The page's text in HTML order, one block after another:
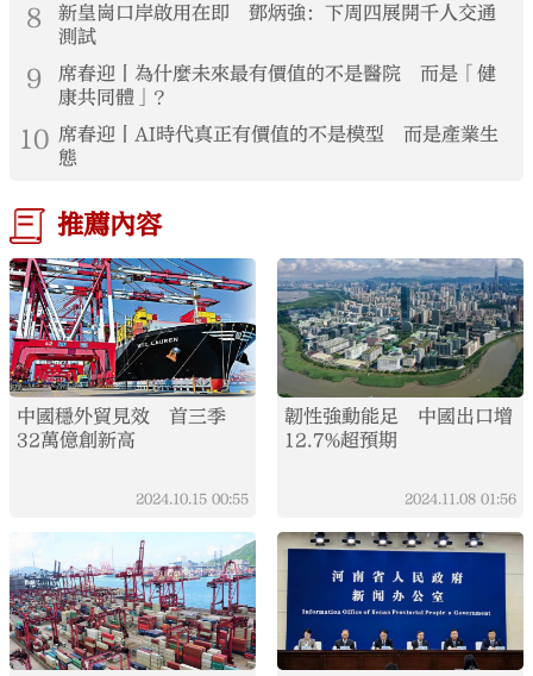
8
新皇崗口岸啟用在即 鄧炳強：下周四展開千人交通
測試
9
席春迎丨為什麼未來最有價值的不是醫院 而是「健
康共同體」？
10 席春迎丨AI時代真正有價值的不是模型 而是產業生
態
推薦內容
中國穩外貿見效 首三季
32萬億創新高
2024.10.15 00:55
韌性強動能足 中國出口增
12.7%超預期
2024.11.08 01:56